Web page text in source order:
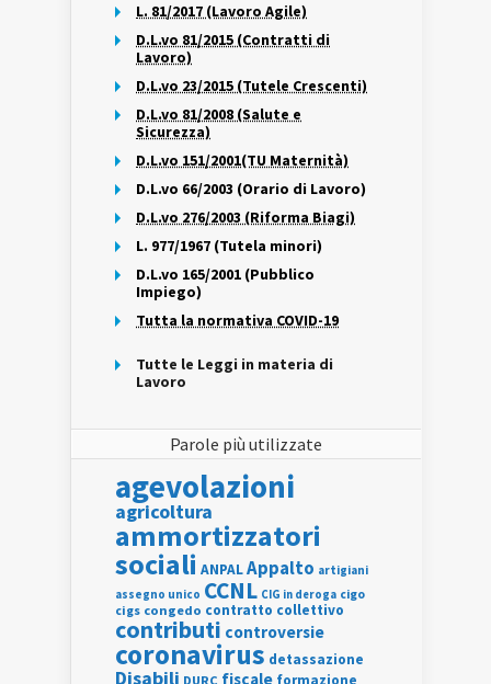
L. 81/2017 (Lavoro Agile)
D.L.vo 81/2015 (Contratti di
Lavoro)
D.L.vo 23/2015 (Tutele Crescenti)
D.L.vo 81/2008 (Salute e
Sicurezza)
D.L.vo 151/2001(TU Maternità)
D.L.vo 66/2003 (Orario di Lavoro)
D.L.vo 276/2003 (Riforma Biagi)
L. 977/1967 (Tutela minori)
D.L.vo 165/2001 (Pubblico
Impiego)
Tutta la normativa COVID-19
Tutte le Leggi in materia di
Lavoro
Parole più utilizzate
agevolazioni
agricoltura
ammortizzatori
sociali ANPALAppalto artigiani
assegno unico CCNL CIG in deroga cigo
cigs congedo contratto collettivo
contributi controversie
coronavirus detassazione
Disabili DURC fiscale formazione